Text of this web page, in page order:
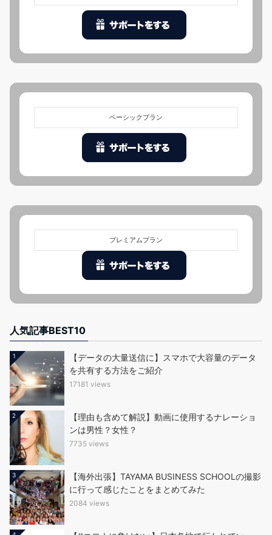
ベーシックプラン
プレミアムプラン
人気記事BEST10
1
【データの大量送信に】スマホで大容量のデータ
を共有する方法をご紹介
17181 views
2
【理由も含めて解説】動画に使用するナレーショ
ンは男性？女性？
7735 views
3
【海外出張】TAYAMA BUSINESS SCHOOLの撮影
に行って感じたことをまとめてみた
2084 views